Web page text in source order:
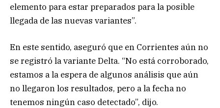
elemento para estar preparados para la posible
llegada de las nuevas variantes”.
En este sentido, aseguró que en Corrientes aún no
se registró la variante Delta. “No está corroborado,
estamos a la espera de algunos análisis que aún
no llegaron los resultados, pero a la fecha no
tenemos ningún caso detectado”, dijo.